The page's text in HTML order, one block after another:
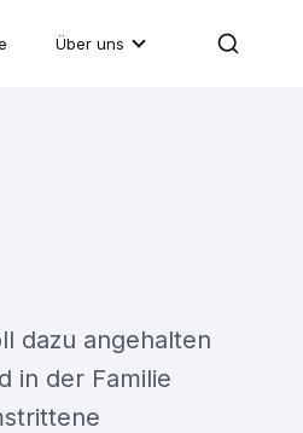
Über uns
dazu angehalten
in der Familie